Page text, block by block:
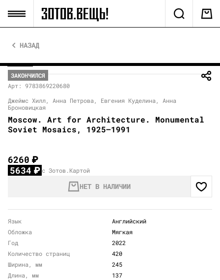
НАЗАД
ЗАКОНЧИЛСЯ
Арт: 9783869220680
Джеймс Хилл, Анна Петрова, Евгения Куделина, Анна
Броновицкая
Moscow. Art for Architecture. Monumental
Soviet Mosaics, 1925–1991
6260₽
5634₽ с Зотов.Картой
НЕТ В НАЛИЧИИ
Язык
Английский
Обложка
Мягкая
Год
2022
Количество страниц
420
Ширина, мм
245
Длина, мм
137